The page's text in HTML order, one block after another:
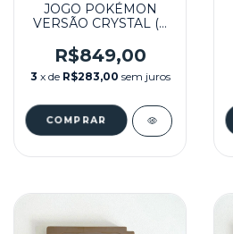
JOGO POKÉMON
VERSÃO CRYSTAL (1)
R$849,00
3 x de R$283,00 sem juros